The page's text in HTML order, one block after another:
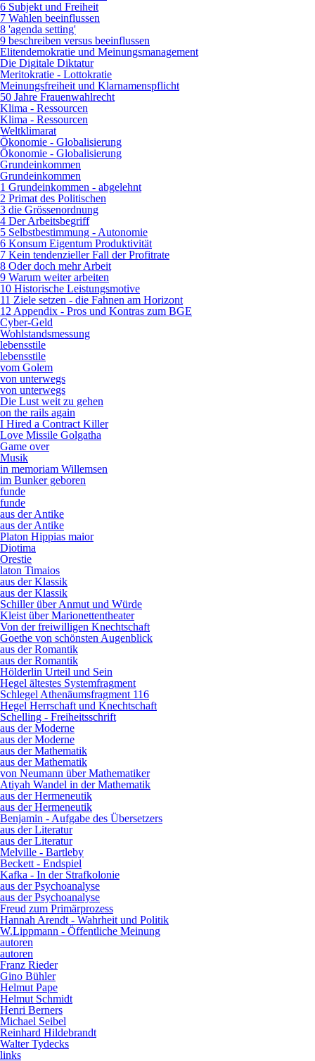
6 Subjekt und Freiheit
7 Wahlen beeinflussen
8 'agenda setting'
9 beschreiben versus beeinflussen
Elitendemokratie und Meinungsmanagement
Die Digitale Diktatur
Meritokratie - Lottokratie
Meinungsfreiheit und Klarnamenspflicht
50 Jahre Frauenwahlrecht
Klima - Ressourcen
Klima - Ressourcen
Weltklimarat
Ökonomie - Globalisierung
Ökonomie - Globalisierung
Grundeinkommen
Grundeinkommen
1 Grundeinkommen - abgelehnt
2 Primat des Politischen
3 die Grössenordnung
4 Der Arbeitsbegriff
5 Selbstbestimmung - Autonomie
6 Konsum Eigentum Produktivität
7 Kein tendenzieller Fall der Profitrate
8 Oder doch mehr Arbeit
9 Warum weiter arbeiten
10 Historische Leistungsmotive
11 Ziele setzen - die Fahnen am Horizont
12 Appendix - Pros und Kontras zum BGE
Cyber-Geld
Wohlstandsmessung
lebensstile
lebensstile
vom Golem
von unterwegs
von unterwegs
Die Lust weit zu gehen
on the rails again
I Hired a Contract Killer
Love Missile Golgatha
Game over
Musik
in memoriam Willemsen
im Bunker geboren
funde
funde
aus der Antike
aus der Antike
Platon Hippias maior
Diotima
Orestie
laton Timaios
aus der Klassik
aus der Klassik
Schiller über Anmut und Würde
Kleist über Marionettentheater
Von der freiwilligen Knechtschaft
Goethe von schönsten Augenblick
aus der Romantik
aus der Romantik
Hölderlin Urteil und Sein
Hegel ältestes Systemfragment
Schlegel Athenäumsfragment 116
Hegel Herrschaft und Knechtschaft
Schelling - Freiheitsschrift
aus der Moderne
aus der Moderne
aus der Mathematik
aus der Mathematik
von Neumann über Mathematiker
Atiyah Wandel in der Mathematik
aus der Hermeneutik
aus der Hermeneutik
Benjamin - Aufgabe des Übersetzers
aus der Literatur
aus der Literatur
Melville - Bartleby
Beckett - Endspiel
Kafka - In der Strafkolonie
aus der Psychoanalyse
aus der Psychoanalyse
Freud zum Primärprozess
Hannah Arendt - Wahrheit und Politik
W.Lippmann - Öffentliche Meinung
autoren
autoren
Franz Rieder
Gino Bühler
Helmut Pape
Helmut Schmidt
Henri Berners
Michael Seibel
Reinhard Hildebrandt
Walter Tydecks
links